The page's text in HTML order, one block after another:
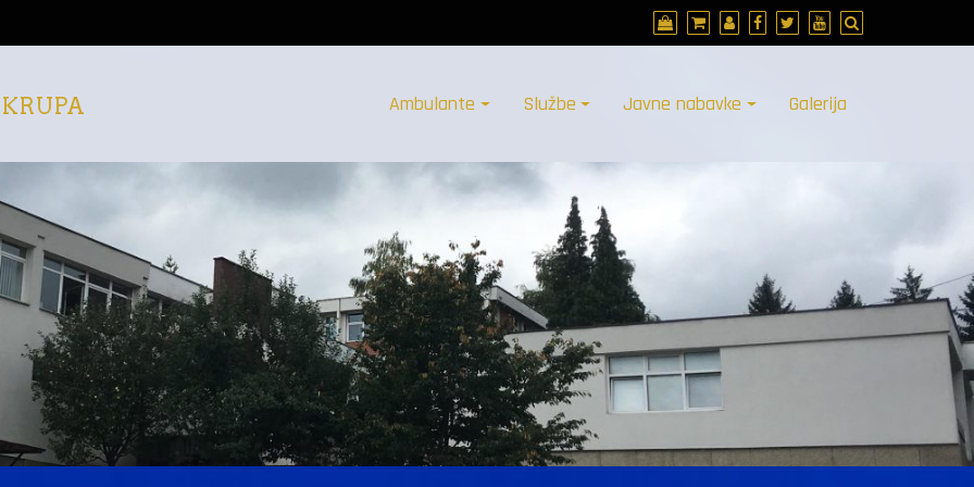
Ambulante Službe Javne nabavke Galerija